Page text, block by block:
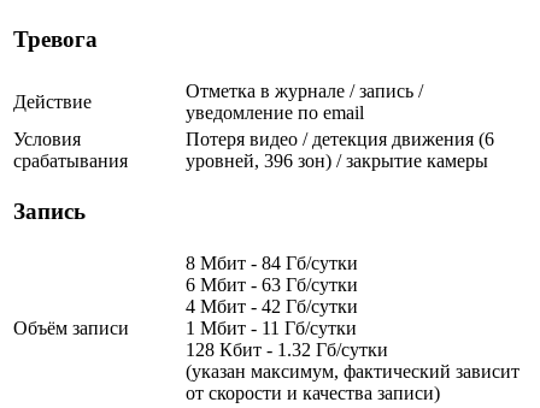
Тревога
Действие
Отметка в журнале / запись /
уведомление по email
Условия
срабатывания
Потеря видео / детекция движения (6
уровней, 396 зон) / закрытие камеры
Запись
Объём записи
8 Мбит - 84 Гб/сутки
6 Мбит - 63 Гб/сутки
4 Мбит - 42 Гб/сутки
1 Мбит - 11 Гб/сутки
128 Кбит - 1.32 Гб/сутки
(указан максимум, фактический зависит
от скорости и качества записи)